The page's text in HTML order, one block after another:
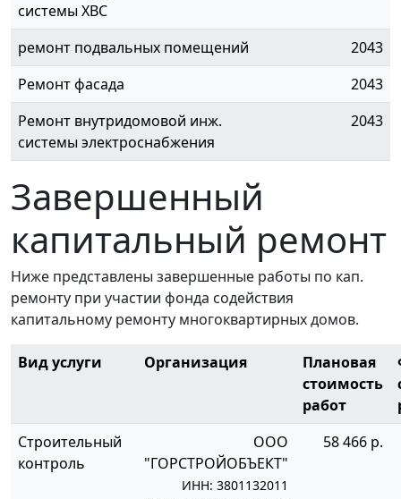
системы ХВС
ремонт подвальных помещений
2043
Ремонт фасада
2043
Ремонт внутридомовой инж.
системы электроснабжения
2043
Завершенный
капитальный ремонт
Ниже представлены завершенные работы по кап.
ремонту при участии фонда содействия
капитальному ремонту многоквартирных домов.
Вид услуги Организация
Плановая
стоимость
работ
Строительный
контроль
ООО
"ГОРСТРОЙОБЪЕКТ"
ИНН: 3801132011
58 466 р.